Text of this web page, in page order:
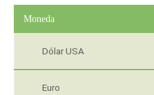
Moneda
Dólar USA
Euro